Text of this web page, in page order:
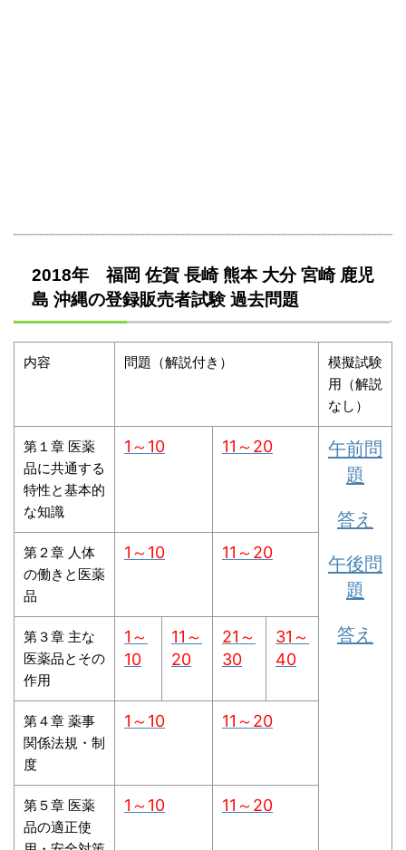
2018年 福岡 佐賀 長崎 熊本 大分 宮崎 鹿児
島 沖縄の登録販売者試験 過去問題
内容 問題（解説付き）
模擬試験
用（解説
なし）
第１章 医薬
品に共通する
特性と基本的
な知識
1～10 11～20
午前問
題
答え
午後問
題
答え
第２章 人体
の働きと医薬
品
1～10 11～20
第３章 主な
医薬品とその
作用
1～
10
11～
20
21～
30
31～
40
第４章 薬事
関係法規・制
度
1～10 11～20
第５章 医薬
品の適正使
1～10 11～20